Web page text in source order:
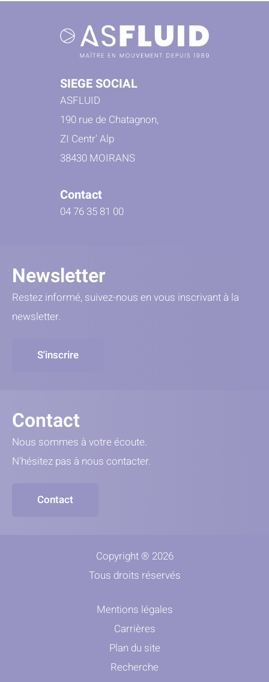
SIEGE SOCIAL
ASFLUID
190 rue de Chatagnon,
ZI Centr' Alp
38430 MOIRANS
Contact
04 76 35 81 00
Newsletter
Restez informé, suivez-nous en vous inscrivant à la
newsletter.
S'inscrire
Contact
Nous sommes à votre écoute.
N'hésitez pas à nous contacter.
Contact
Copyright ® 2026
Tous droits réservés
Mentions légales
Carrières
Plan du site
Recherche